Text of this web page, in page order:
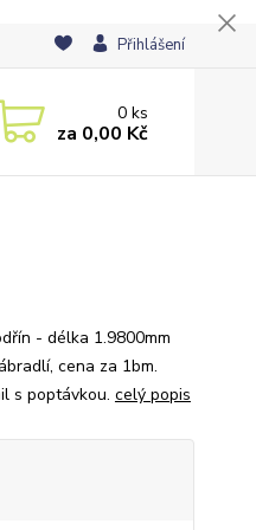
Přihlášení
0ks
za 0,00 Kč
- délka 1.9800mm
cena za 1bm.
s poptávkou. celý popis